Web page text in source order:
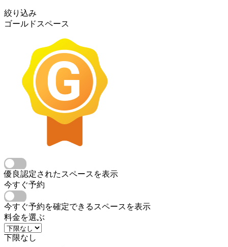
絞り込み
ゴールドスペース
優良認定されたスペースを表示
今すぐ予約
今すぐ予約を確定できるスペースを表示
料金を選ぶ
下限なし